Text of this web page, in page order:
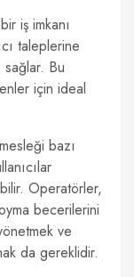
iş imkanı
taleplerine
sağlar. Bu
için ideal
bazı
Operatörler,
becerilerini
ve
da gereklidir.